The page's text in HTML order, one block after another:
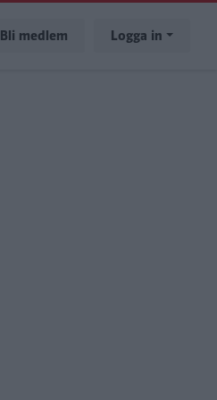
Bli medlem Logga in